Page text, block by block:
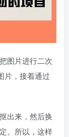
图片进行二次
片，接着通过
出来，然后换
。所以，这样